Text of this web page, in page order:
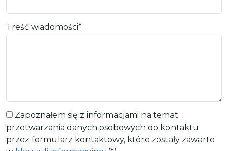
Treść wiadomości*
Zapoznałem się z informacjami na temat
przetwarzania danych osobowych do kontaktu
przez formularz kontaktowy, które zostały zawarte